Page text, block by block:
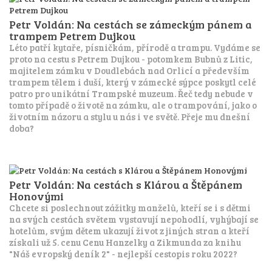
Petr Voldán: Na cestách se zámeckým pánem a
trampem Petrem Dujkou
Léto patří kytaře, písničkám, přírodě a trampu. Vydáme se
proto na cestu s Petrem Dujkou - potomkem Bubnů z Litic,
majitelem zámku v Doudlebách nad Orlicí a především
trampem tělem i duší, který v zámecké sýpce poskytl celé
patro pro unikátní Trampské muzeum. Řeč tedy nebude v
tomto případě o životě na zámku, ale o trampování, jako o
životním názoru a stylu u nás i ve světě. Přeje mu dnešní
doba?
Petr Voldán: Na cestách s Klárou a Štěpánem
Honovými
Chcete si poslechnout zážitky manželů, kteří se i s dětmi
na svých cestách světem vystavují nepohodlí, vyhýbají se
hotelům, svým dětem ukazují život z jiných stran a kteří
získali už 5. cenu Cenu Hanzelky a Zikmunda za knihu
"Náš evropský deník 2" - nejlepší cestopis roku 2022?